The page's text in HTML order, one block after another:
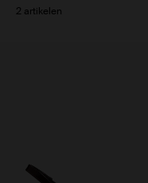
2 artikelen